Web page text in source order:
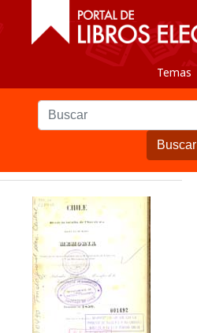
Temas
Buscar